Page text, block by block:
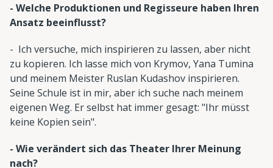
- Welche Produktionen und Regisseure haben Ihren
Ansatz beeinflusst?
- Ich versuche, mich inspirieren zu lassen, aber nicht
zu kopieren. Ich lasse mich von Krymov, Yana Tumina
und meinem Meister Ruslan Kudashov inspirieren.
Seine Schule ist in mir, aber ich suche nach meinem
eigenen Weg. Er selbst hat immer gesagt: "Ihr müsst
keine Kopien sein".
- Wie verändert sich das Theater Ihrer Meinung
nach?